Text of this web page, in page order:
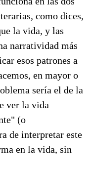
como dices,
la vida, y las
narratividad más
esos patrones a
en mayor o
sería el de la
ver la vida
(o
de interpretar este
en la vida, sin